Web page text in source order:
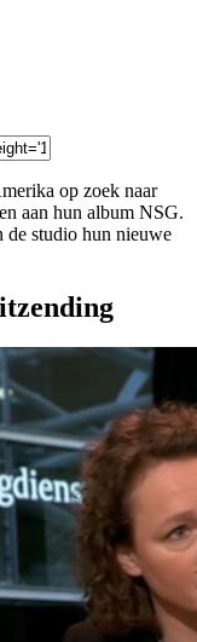
op zoek naar
aan hun album NSG.
de studio hun nieuwe